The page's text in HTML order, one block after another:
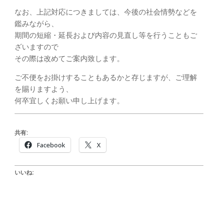
なお、上記対応につきましては、今後の社会情勢などを
鑑みながら、
期間の短縮・延長および内容の見直し等を行うこともご
ざいますので
その際は改めてご案内致します。
ご不便をお掛けすることもあるかと存じますが、ご理解
を賜りますよう、
何卒宜しくお願い申し上げます。
共有:
Facebook X
いいね: